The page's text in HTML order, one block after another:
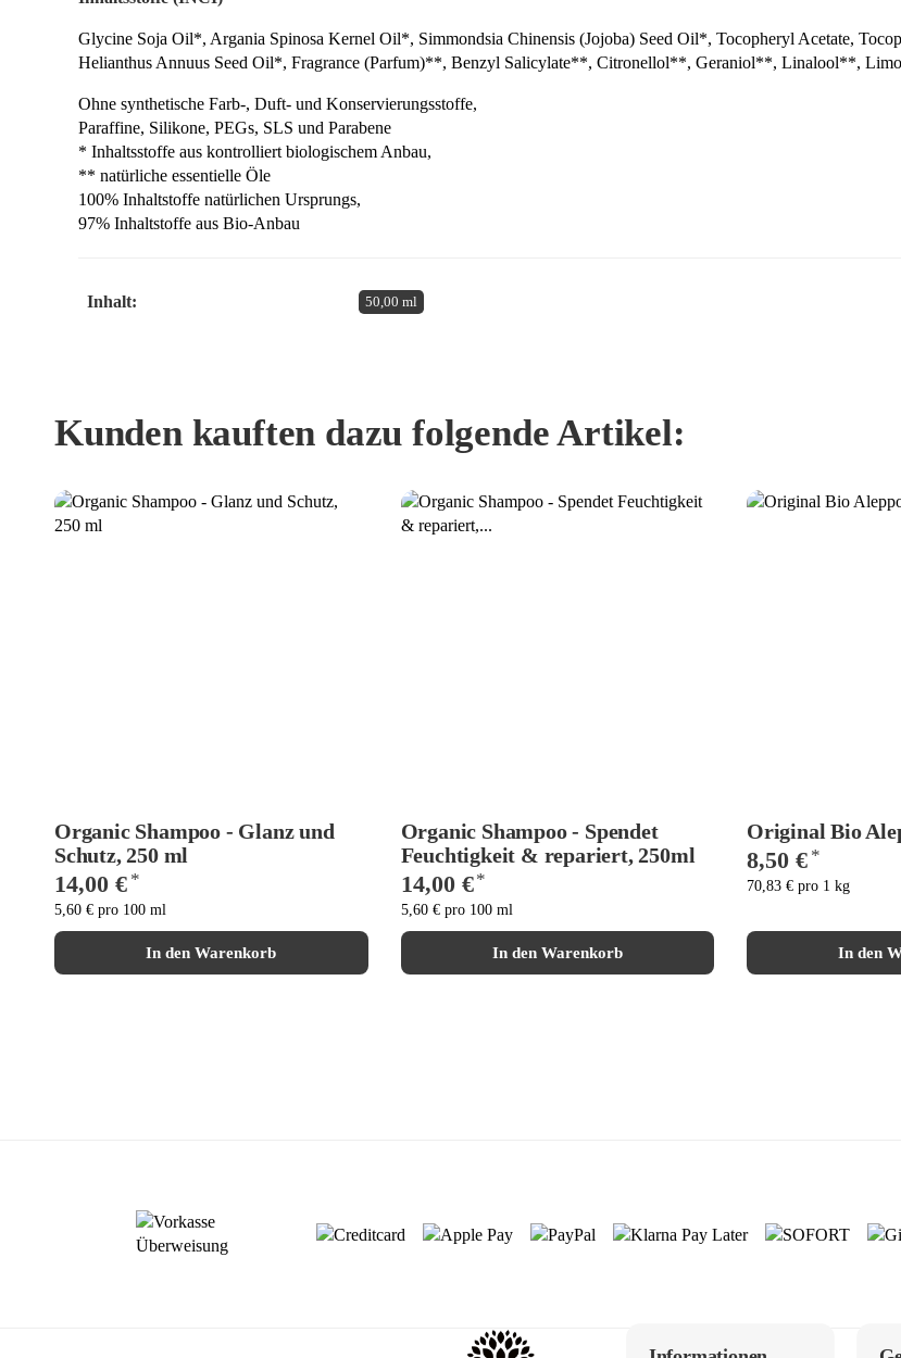
Glycine Soja Oil*, Argania Spinosa Kernel Oil*, Simmondsia Chinensis (Jojoba) Seed Oil*, Tocopheryl Acetate,
Helianthus Annuus Seed Oil*, Fragrance (Parfum)**, Benzyl Salicylate**, Citronellol**, Geraniol**, Linalool**,
Ohne synthetische Farb-, Duft- und Konservierungsstoffe,
Paraffine, Silikone, PEGs, SLS und Parabene
* Inhaltsstoffe aus kontrolliert biologischem Anbau,
** natürliche essentielle Öle
100% Inhaltstoffe natürlichen Ursprungs,
97% Inhaltstoffe aus Bio-Anbau
Inhalt: 50,00 ml
Kunden kauften dazu folgende Artikel:
Organic Shampoo - Glanz und
Schutz, 250 ml
14,00 €*
5,60 € pro 100 ml
In den Warenkorb
Organic Shampoo - Spendet
Feuchtigkeit & repariert, 250ml
14,00 €*
5,60 € pro 100 ml
In den Warenkorb
Original Bio
8,50 €*
70,83 € pro 1 kg
In den